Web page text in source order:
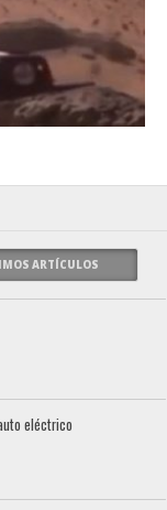
ARTÍCULOS
eléctrico